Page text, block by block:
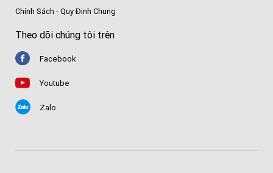
Chính Sách - Quy Định Chung
Theo dõi chúng tôi trên
Facebook
Youtube
Zalo